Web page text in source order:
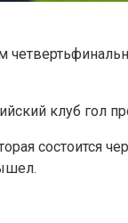
клуб гол
состоится